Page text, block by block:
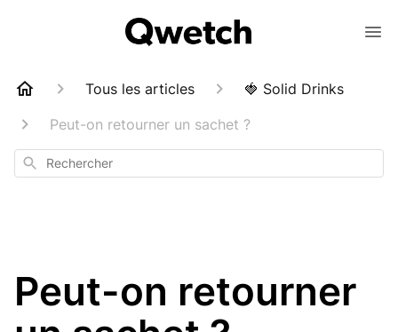
Tous les articles
🍓 Solid Drinks
Peut-on retourner un sachet ?
Rechercher
Peut-on retourner